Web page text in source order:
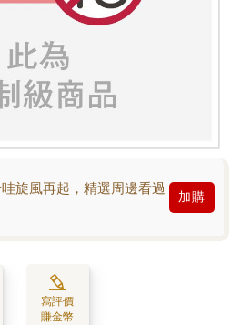
旋風再起，精選周邊看過
加購
寫評價
賺金幣